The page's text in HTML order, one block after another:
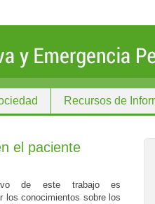
Recursos de
el paciente
de este trabajo es
los conocimientos sobre los